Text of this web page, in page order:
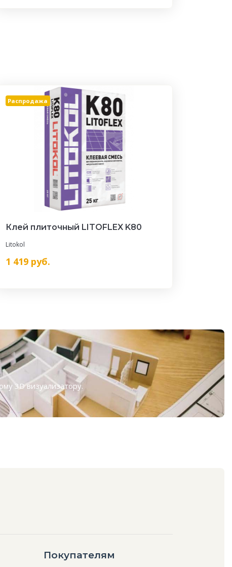
Распродажа
Клей плиточный LITOFLEX K80
Litokol
1 419руб.
3D визуализатору.
Покупателям